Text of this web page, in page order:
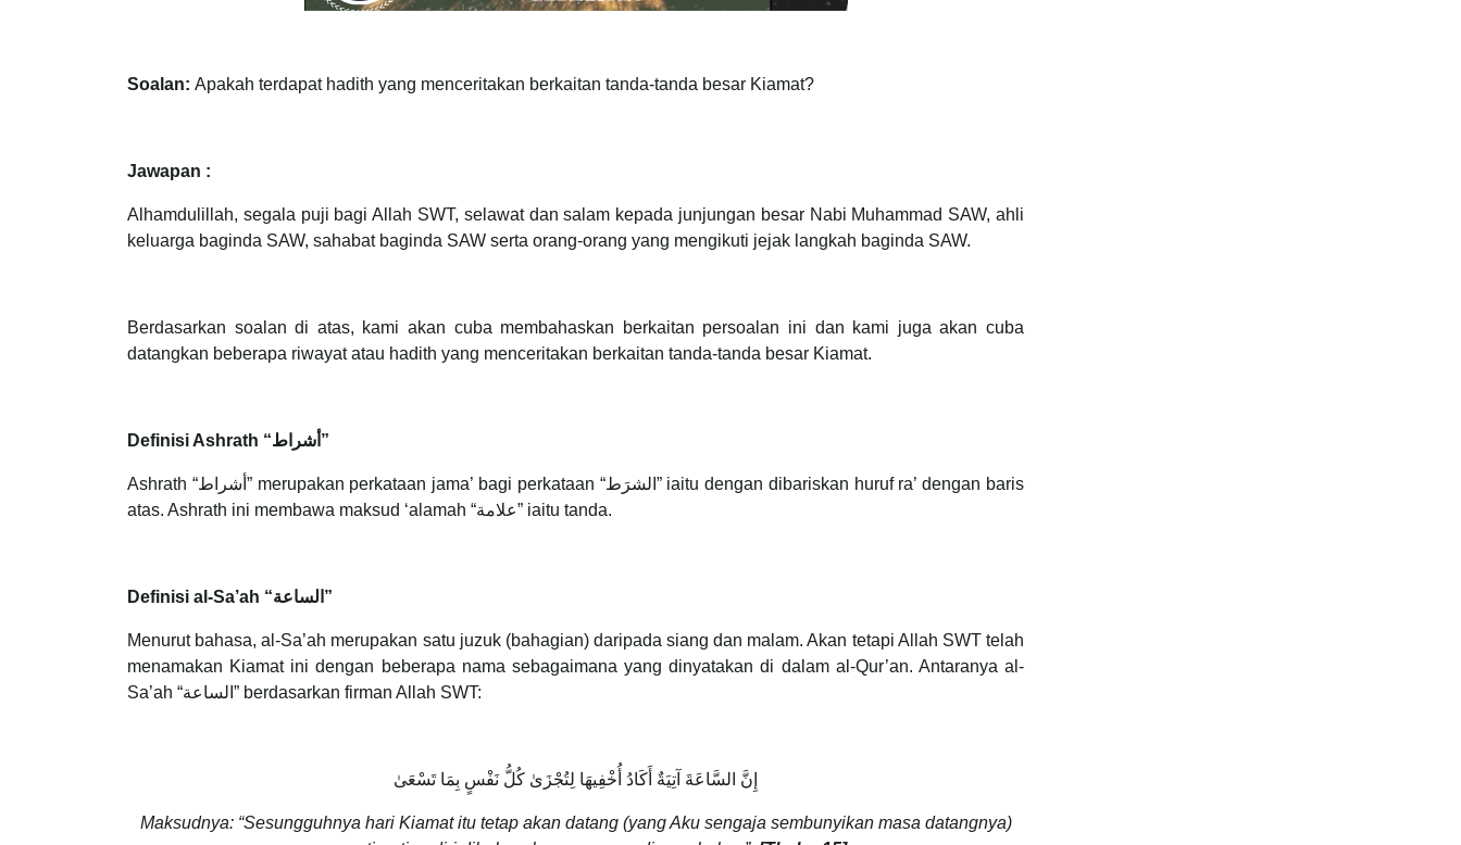
Soalan: Apakah terdapat hadith yang menceritakan berkaitan tanda-tanda besar Kiamat?
Jawapan :
Alhamdulillah, segala puji bagi Allah SWT, selawat dan salam kepada junjungan besar Nabi Muhammad SAW, ahli
keluarga baginda SAW, sahabat baginda SAW serta orang-orang yang mengikuti jejak langkah baginda SAW.
Berdasarkan soalan di atas, kami akan cuba membahaskan berkaitan persoalan ini dan kami juga akan cuba
datangkan beberapa riwayat atau hadith yang menceritakan berkaitan tanda-tanda besar Kiamat.
Definisi Ashrath “أشراط”
Ashrath “أشراط” merupakan perkataan jama’ bagi perkataan “الشرَط” iaitu dengan dibariskan huruf ra’ dengan baris
atas. Ashrath ini membawa maksud ‘alamah “علامة” iaitu tanda.
Definisi al-Sa’ah “الساعة”
Menurut bahasa, al-Sa’ah merupakan satu juzuk (bahagian) daripada siang dan malam. Akan tetapi Allah SWT telah
menamakan Kiamat ini dengan beberapa nama sebagaimana yang dinyatakan di dalam al-Qur’an. Antaranya al-
Sa’ah “الساعة” berdasarkan firman Allah SWT:
إِنَّ السَّاعَةَ آتِيَةٌ أَكَادُ أُخْفِيهَا لِتُجْزَىٰ كُلُّ نَفْسٍ بِمَا تَسْعَىٰ
Maksudnya: “Sesungguhnya hari Kiamat itu tetap akan datang (yang Aku sengaja sembunyikan masa datangnya)